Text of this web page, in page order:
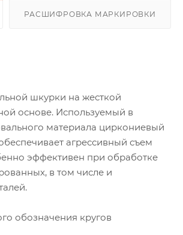
РАСШИФРОВКА МАРКИРОВКИ
шкурки на жесткой
основе. Используемый в
материала циркониевый
агрессивный съем
эффективен при обработке
в том числе и
обозначения кругов